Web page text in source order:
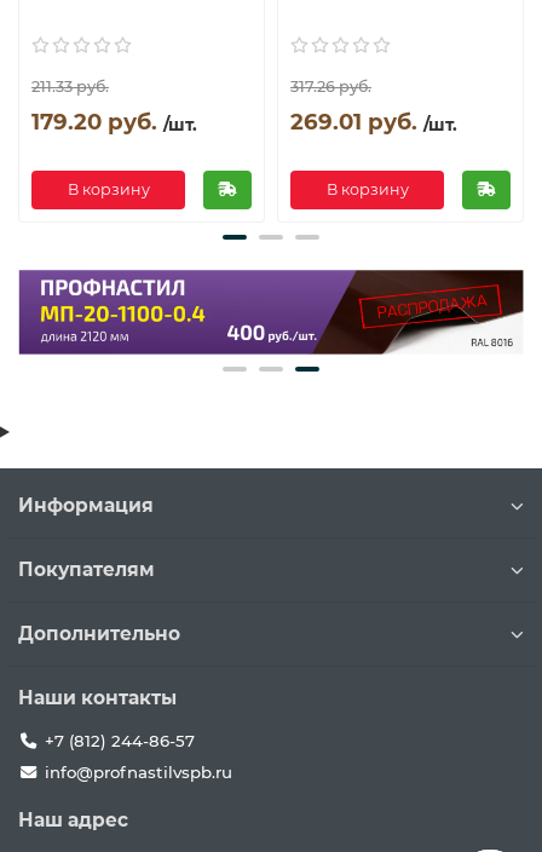
211.33 руб.
179.20 руб. /шт.
В корзину
317.26 руб.
269.01 руб. /шт.
В корзину
Информация
Покупателям
Дополнительно
Наши контакты
+7 (812) 244-86-57
info@profnastilvspb.ru
Наш адрес